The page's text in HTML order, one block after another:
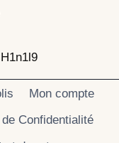
Mon compte
de Confidentialité